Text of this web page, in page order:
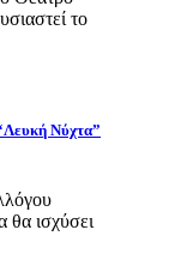
το
Νύχτα”
θα ισχύσει